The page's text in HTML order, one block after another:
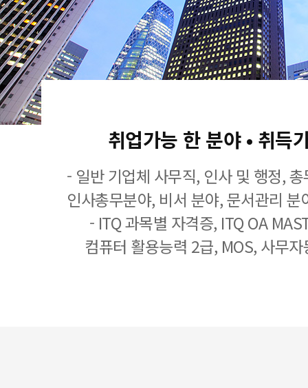
취업가능 한 분야 • 취득
- 일반 기업체 사무직, 인사 및 행정,
인사총무분야, 비서 분야, 문서관리
- ITQ 과목별 자격증, ITQ OA
컴퓨터 활용능력 2급, MOS, 사무